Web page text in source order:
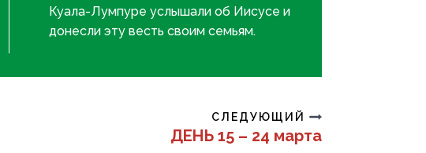
Куала-Лумпуре услышали об Иисусе и
донесли эту весть своим семьям.
СЛЕДУЮЩИЙ
ДЕНЬ 15 – 24 марта